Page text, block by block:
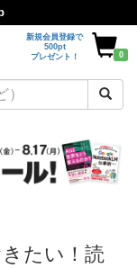
新規会員登録で
500pt
プレゼント！
0
たい！読